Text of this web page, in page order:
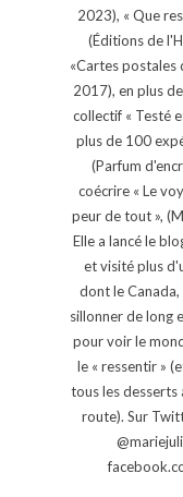
2023), « Que
(Éditions de
«Cartes postales
2017), en plus
collectif « Testé
plus de 100
(Parfum
coécrire « Le
peur de tout »,
Elle a lancé le
et visité plus
dont le Canada,
sillonner de long
pour voir le
le « ressentir »
tous les desserts
route). Sur